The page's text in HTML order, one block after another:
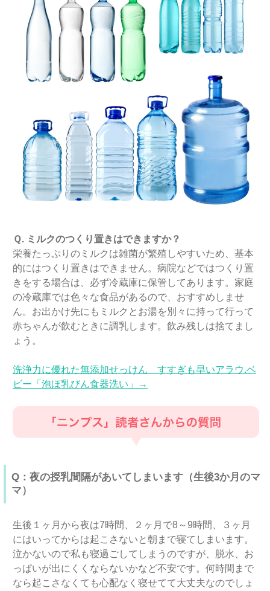
Ｑ. ミルクのつくり置きはできますか？
栄養たっぷりのミルクは雑菌が繁殖しやすいため、基本
的にはつくり置きはできません。病院などではつくり置
きをする場合は、必ず冷蔵庫に保管してあります。家庭
の冷蔵庫では色々な食品があるので、おすすめしませ
ん。お出かけ先にもミルクとお湯を別々に持って行って
赤ちゃんが飲むときに調乳します。飲み残しは捨てまし
ょう。
洗浄力に優れた無添加せっけん すすぎも早いアラウ.ベ
ビー「泡ほ乳びん食器洗い」→
Q：夜の授乳間隔があいてしまいます（生後3か月のマ
マ）
生後１ヶ月から夜は7時間、２ヶ月で8～9時間、３ヶ月
にはいってからは起こさないと朝まで寝てしまいます。
泣かないので私も寝過ごしてしまうのですが、脱水、お
っぱいが出にくくならないかなど不安です。何時間まで
なら起こさなくても心配なく寝せてて大丈夫なのでしょ